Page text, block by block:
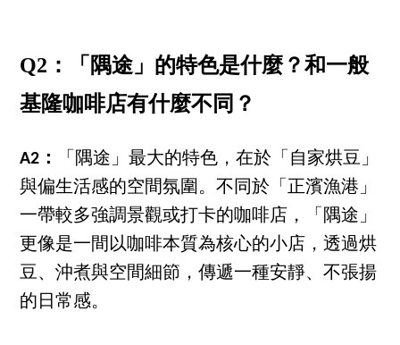
Q2：「隅途」的特色是什麼？和一般
基隆咖啡店有什麼不同？
A2：
「隅途」最大的特色，在於「自家烘豆」
與偏生活感的空間氛圍。不同於「正濱漁港」
一帶較多強調景觀或打卡的咖啡店，「隅途」
更像是一間以咖啡本質為核心的小店，透過烘
豆、沖煮與空間細節，傳遞一種安靜、不張揚
的日常感。